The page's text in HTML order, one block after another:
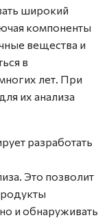
широкий
компоненты
вещества и
в
лет. При
их анализа
разработать
Это позволит
и обнаруживать